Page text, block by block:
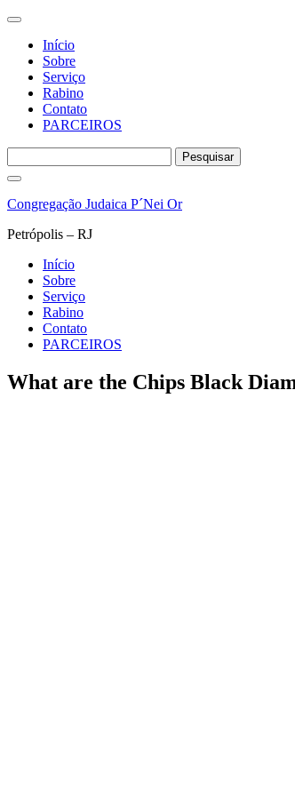
Início
Sobre
Serviço
Rabino
Contato
PARCEIROS
por:
Pular
o
Congregação Judaica P´Nei Or
Petrópolis – RJ
Início
Sobre
Serviço
Rabino
Contato
PARCEIROS
What are the Chips Black